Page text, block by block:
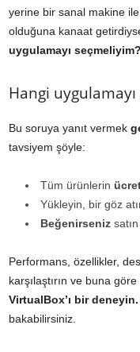
yerine bir sanal makine ile
olduğuna kanaat
uygulamayı seçmeliyim?
Hangi
Bu soruya yanıt vermek
tavsiyem şöyle:
Tüm ürünlerin
Yükleyin, bir göz
Beğenirseniz
Performans, özellikler,
karşılaştırın ve buna
VirtualBox’ı bir deneyin.
bakabilirsiniz.